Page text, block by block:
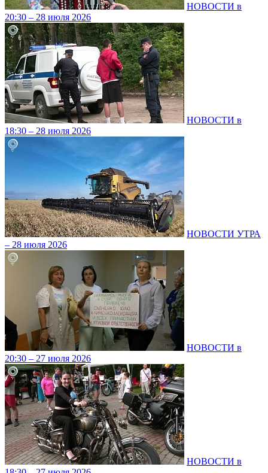
НОВОСТИ в
20:30 – 28 июля 2026
НОВОСТИ в
18:30 – 28 июля 2026
НОВОСТИ УТРА
– 28 июля 2026
НОВОСТИ в
20:30 – 27 июля 2026
НОВОСТИ в